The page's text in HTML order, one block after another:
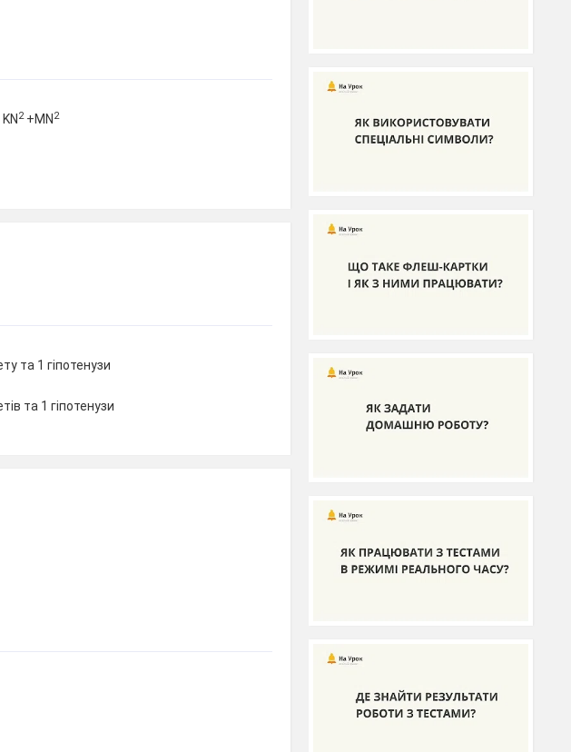
2+MN 2
та 1 гіпотенузи
та 1 гіпотенузи